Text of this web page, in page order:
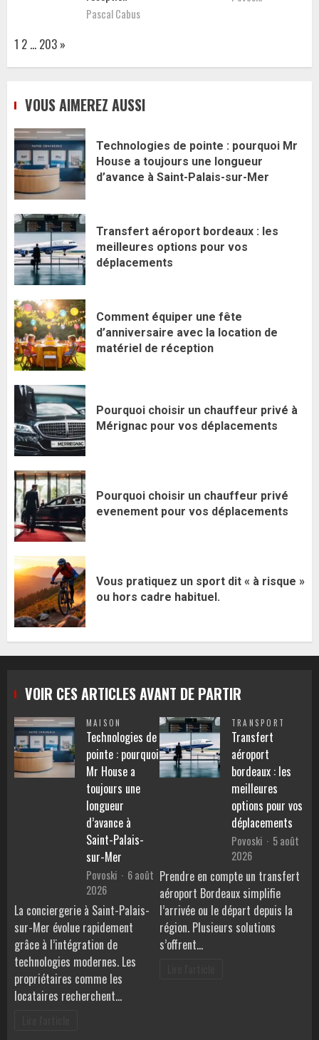
Pascal Cabus
Page:
1 2 … 203 Next
»
VOUS AIMEREZ AUSSI
Technologies de pointe : pourquoi Mr
House a toujours une longueur
d’avance à Saint-Palais-sur-Mer
Transfert aéroport bordeaux : les
meilleures options pour vos
déplacements
Comment équiper une fête
d’anniversaire avec la location de
matériel de réception
Pourquoi choisir un chauffeur privé à
Mérignac pour vos déplacements
Pourquoi choisir un chauffeur privé
evenement pour vos déplacements
Vous pratiquez un sport dit « à risque »
ou hors cadre habituel.
VOIR CES ARTICLES AVANT DE PARTIR
MAISON
Technologies de
pointe : pourquoi
Mr House a
toujours une
longueur
d’avance à
Saint-Palais-
sur-Mer
Povoski
6 août
2026
La conciergerie à Saint-Palais-
sur-Mer évolue rapidement
grâce à l’intégration de
technologies modernes. Les
propriétaires comme les
locataires recherchent…
TRANSPORT
Transfert
aéroport
bordeaux : les
meilleures
options pour vos
déplacements
Povoski
5 août
2026
Prendre en compte un transfert
aéroport Bordeaux simplifie
l’arrivée ou le départ depuis la
région. Plusieurs solutions
s’offrent…